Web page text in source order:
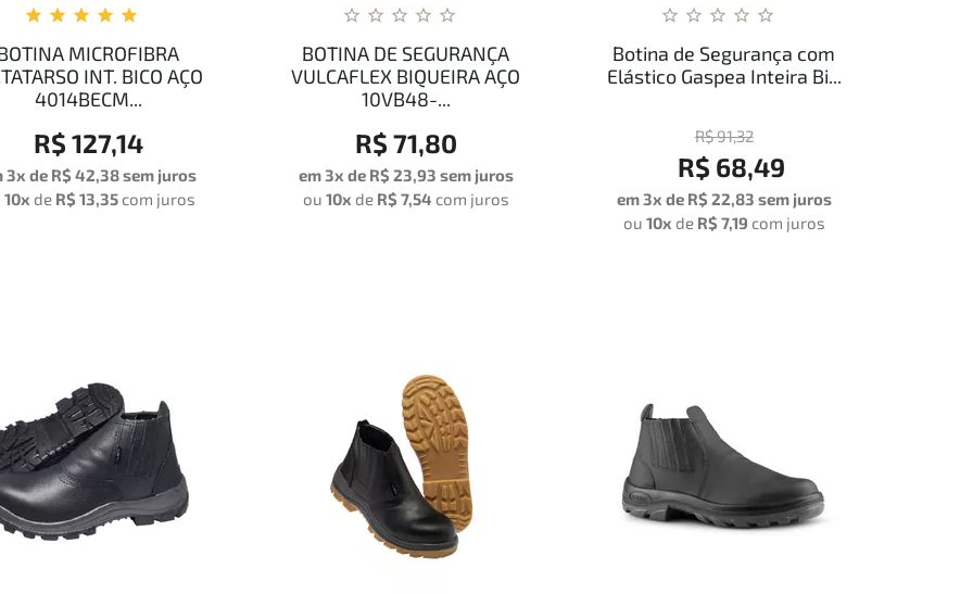
MICROFIBRA
INT. BICO AÇO
4014BECM...
R$ 127,14
3x de R$ 42,38sem juros
10x de R$ 13,35 com juros
BOTINA DE SEGURANÇA
VULCAFLEX BIQUEIRA AÇO
10VB48-...
R$ 71,80
em 3x de R$ 23,93 sem juros
ou 10x de R$ 7,54 com juros
Botina de Segurança com
Elástico Gaspea Inteira Bi...
R$ 91,32
R$ 68,49
em 3x de R$ 22,83 sem juros
ou 10x de R$ 7,19 com juros